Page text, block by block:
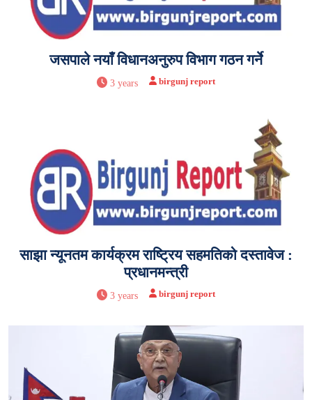
जसपाले नयाँ विधानअनुरुप विभाग गठन गर्ने
3 years birgunj report
साझा न्यूनतम कार्यक्रम राष्ट्रिय सहमतिको दस्तावेज :
प्रधानमन्त्री
3 years birgunj report